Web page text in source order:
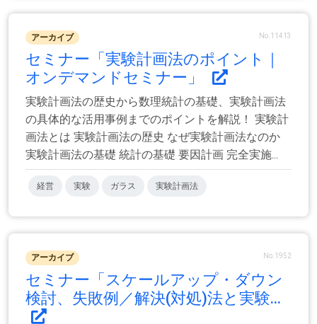
アーカイブ No.11413
セミナー「実験計画法のポイント｜
オンデマンドセミナー」
実験計画法の歴史から数理統計の基礎、実験計画法
の具体的な活用事例までのポイントを解説！ 実験計
画法とは 実験計画法の歴史 なぜ実験計画法なのか
実験計画法の基礎 統計の基礎 要因計画 完全実施...
経営 実験 ガラス 実験計画法
アーカイブ No.1952
セミナー「スケールアップ・ダウン
検討、失敗例／解決(対処)法と実験...